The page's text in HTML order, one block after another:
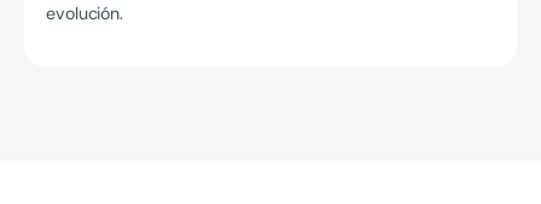
evolución.